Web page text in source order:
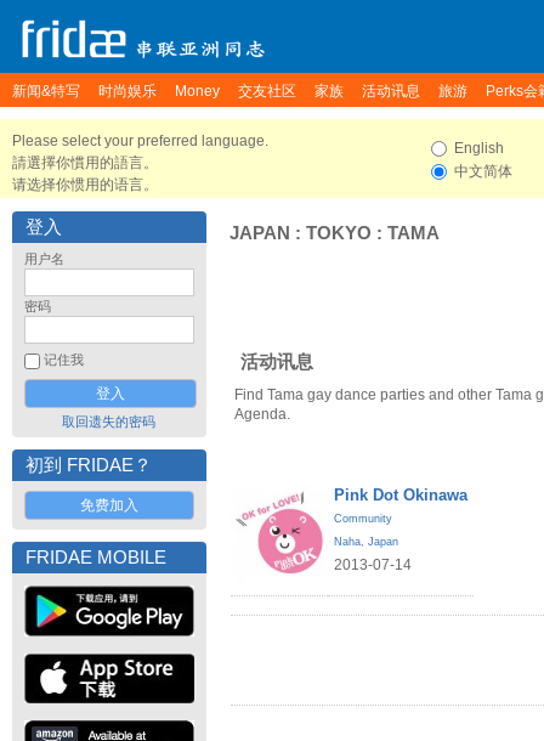
新闻&特写 时尚娱乐 Money 交友社区 家族 活动讯息 旅游 Perks会
Please select your preferred language.
請選擇你慣用的語言。
请选择你惯用的语言。
English
中文简体
登入
用户名
密码
记住我
取回遗失的密码
初到 FRIDAE？
免费加入
FRIDAE MOBILE
JAPAN : TOKYO : TAMA
活动讯息
Find Tama gay dance parties and other Tama
Agenda.
Pink Dot Okinawa
Community
Naha, Japan
2013-07-14